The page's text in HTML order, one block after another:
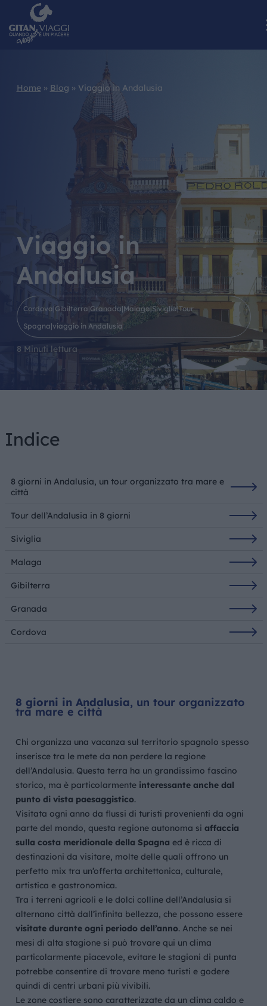
I NOSTRI VIAGGI
CATALOGHI
IL MONDO GITAN
CONTATTI
Home » Blog »Viaggio in Andalusia
Viaggio in
Andalusia
Cordova|Gibilterra|Granada|Malaga|Siviglia|Tour
Spagna|viaggio in Andalusia
8 Minuti lettura
Indice
8 giorni in Andalusia, un tour organizzato tra mare e
città
Tour dell’Andalusia in 8 giorni
Siviglia
Malaga
Gibilterra
Granada
Cordova
8 giorni in Andalusia, un tour organizzato
tra mare e città
Chi organizza una vacanza sul territorio spagnolo spesso
inserisce tra le mete da non perdere la regione
dell’Andalusia. Questa terra ha un grandissimo fascino
storico, ma è particolarmente interessante anche dal
punto di vista paesaggistico.
Visitata ogni anno da flussi di turisti provenienti da ogni
parte del mondo, questa regione autonoma siaffaccia
sulla costa meridionale della Spagna ed è ricca di
destinazioni da visitare, molte delle quali offrono un
perfetto mix tra un’offerta architettonica, culturale,
artistica e gastronomica.
Tra i terreni agricoli e le dolci colline dell’Andalusia si
alternano città dall’infinita bellezza, che possono essere
visitate durante ogni periodo dell’anno. Anche se nei
mesi di alta stagione si può trovare qui un clima
particolarmente piacevole, evitare le stagioni di punta
potrebbe consentire di trovare meno turisti e godere
quindi di centri urbani più vivibili.
Le zone costiere sono caratterizzate da un clima caldo e